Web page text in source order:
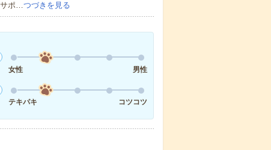
サポ…つづきを見る
女性
男性
テキパキ
コツコツ